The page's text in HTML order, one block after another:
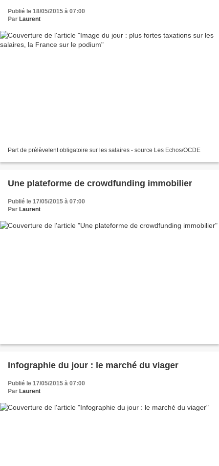
Publié le 18/05/2015 à 07:00
Par Laurent
Part de prélèvelent obligatoire sur les salaires - source Les Echos/OCDE
Une plateforme de crowdfunding immobilier
Publié le 17/05/2015 à 07:00
Par Laurent
Infographie du jour : le marché du viager
Publié le 17/05/2015 à 07:00
Par Laurent